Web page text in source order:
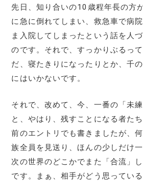
先日、知り合いの10歳程年長の方
に急に倒れてしまい、救急車で病
ま入院してしまったという話を人
のです。それで、すっかりぶるっ
だ、寝たきりになったりとか、千
にはいかないです。
それで、改めて、今、一番の「未
と、やはり、残すことになる者た
前のエントリでも書きましたが、
族全員を見送り、ほんの少しだけ
次の世界のどこかでまた「合流」
です。まぁ、相手がどう思ってい